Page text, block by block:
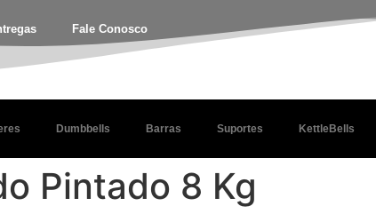
Fale Conosco
Dumbbells Barras Suportes KettleBells
Pintado 8 Kg